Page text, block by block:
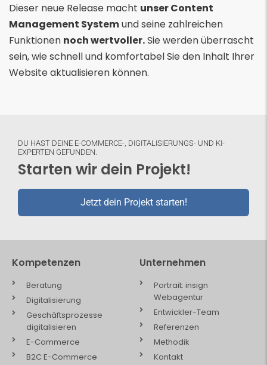
Dieser neue Release macht unser Content
Management Systemund seine zahlreichen
Funktionen noch wertvoller.Sie werden überrascht
sein, wie schnell und komfortabel Sie den Inhalt Ihrer
Website aktualisieren können.
DU HAST DEINE E-COMMERCE-, DIGITALISIERUNGS- UND KI-
EXPERTEN GEFUNDEN.
Starten wir dein Projekt!
Jetzt dein Projekt starten!
Kompetenzen
Beratung
Digitalisierung
Geschäftsprozesse
digitalisieren
E-Commerce
B2C E-Commerce
Unternehmen
Portrait: insign
Webagentur
Entwickler-Team
Referenzen
Methodik
Kontakt